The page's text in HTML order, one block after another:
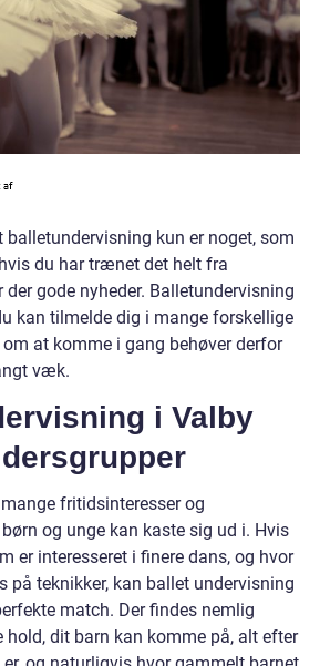
kun er noget, som
du har trænet det helt fra
der gode nyheder. Balletundervisning
kan tilmelde dig i mange forskellige
at komme i gang behøver derfor
væk.
i Valby
fritidsinteresser og
og unge kan kaste sig ud i. Hvis
er interesseret i finere dans, og hvor
på teknikker, kan ballet undervisning
match. Der findes nemlig
hold, dit barn kan komme på, alt efter